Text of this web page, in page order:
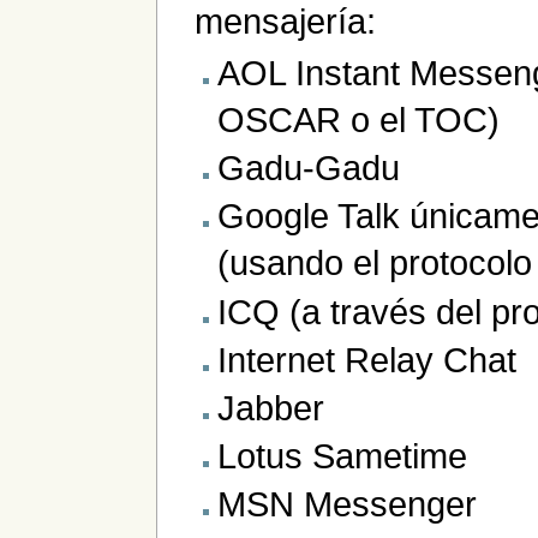
mensajería:
AOL Instant
OSCAR o el TOC)
Gadu-Gadu
Google Talk
(usando el
ICQ (a través del
Internet Relay Chat
Jabber
Lotus Sametime
MSN Messenger